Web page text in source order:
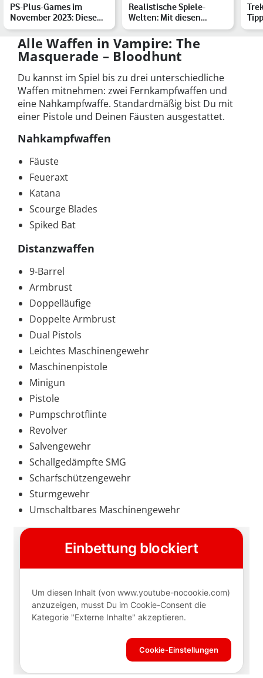
PS-Plus-Games im
November 2023: Diese
Spiele sind dabei
Realistische Spiele-
Welten: Mit diesen
Games entdeckst Du
Land un…
Alle Waffen in Vampire: The
Masquerade – Bloodhunt
Du kannst im Spiel bis zu drei unterschiedliche
Waffen mitnehmen: zwei Fernkampfwaffen und
eine Nahkampfwaffe. Standardmäßig bist Du mit
einer Pistole und Deinen Fäusten ausgestattet.
Nahkampfwaffen
Fäuste
Feueraxt
Katana
Scourge Blades
Spiked Bat
Distanzwaffen
9-Barrel
Armbrust
Doppelläufige
Doppelte Armbrust
Dual Pistols
Leichtes Maschinengewehr
Maschinenpistole
Minigun
Pistole
Pumpschrotflinte
Revolver
Salvengewehr
Schallgedämpfte SMG
Scharfschützengewehr
Sturmgewehr
Umschaltbares Maschinengewehr